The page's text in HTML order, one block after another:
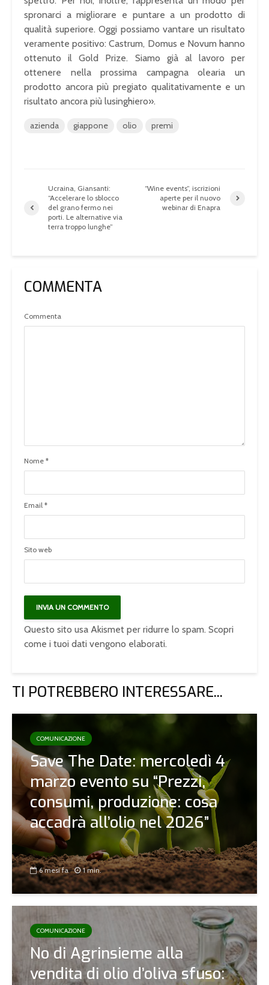
spronarci a migliorare e puntare a un prodotto di
qualità superiore. Oggi possiamo vantare un risultato
veramente positivo: Castrum, Domus e Novum hanno
ottenuto il Gold Prize. Siamo già al lavoro per
ottenere nella prossima campagna olearia un
prodotto ancora più pregiato qualitativamente e un
risultato ancora più lusinghiero».
azienda giappone olio premi
Ucraina, Giansanti:
“Accelerare lo sblocco
del grano fermo nei
porti. Le alternative via
terra troppo lunghe”
“Wine events”, iscrizioni
aperte per il nuovo
webinar di Enapra
COMMENTA
Commenta
Nome *
Email *
Sito web
Questo sito usa Akismet per ridurre lo spam. Scopri
come i tuoi dati vengono elaborati.
TI POTREBBERO INTERESSARE...
COMUNICAZIONE
Save The Date: mercoledì 4
marzo evento su “Prezzi,
consumi, produzione: cosa
accadrà all’olio nel 2026”
6 mesi fa 1 min.
COMUNICAZIONE
No di Agrinsieme alla
vendita di olio d’oliva sfuso: